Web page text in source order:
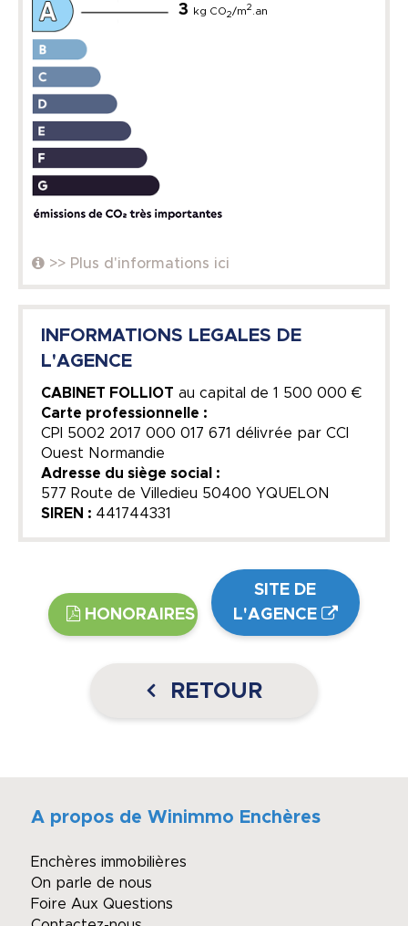
3 kg CO2/m2 .an
>> Plus d'informations ici
INFORMATIONS LEGALES DE
L'AGENCE
CABINET FOLLIOT au capital de 1 500 000 €
Carte professionnelle :
CPI 5002 2017 000 017 671 délivrée par CCI
Ouest Normandie
Adresse du siège social :
577 Route de Villedieu 50400 YQUELON
SIREN : 441744331
HONORAIRES
SITE DE
L'AGENCE
RETOUR
A propos de Winimmo Enchères
Enchères immobilières
On parle de nous
Foire Aux Questions